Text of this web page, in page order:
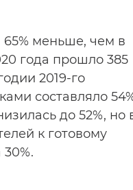
65% меньше, чем в
года прошло 385
2019-го
составляло
до 52%, но
к готовому